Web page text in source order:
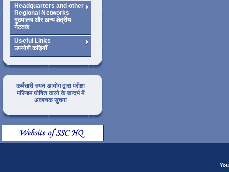
Headquarters and other
Regional Networks
मुख्यालय और अन्य क्षेत्रीय
नेटवर्क
Useful Links
उपयोगी कड़ियाँ
कर्मचारी चयन आयोग द्वारा परीक्षा
परिणाम घोषित करने के सन्दर्भ में
अवश्यक सुचना